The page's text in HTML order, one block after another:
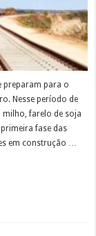
preparam para o
Nesse período de
milho, farelo de soja
primeira fase das
em construção …